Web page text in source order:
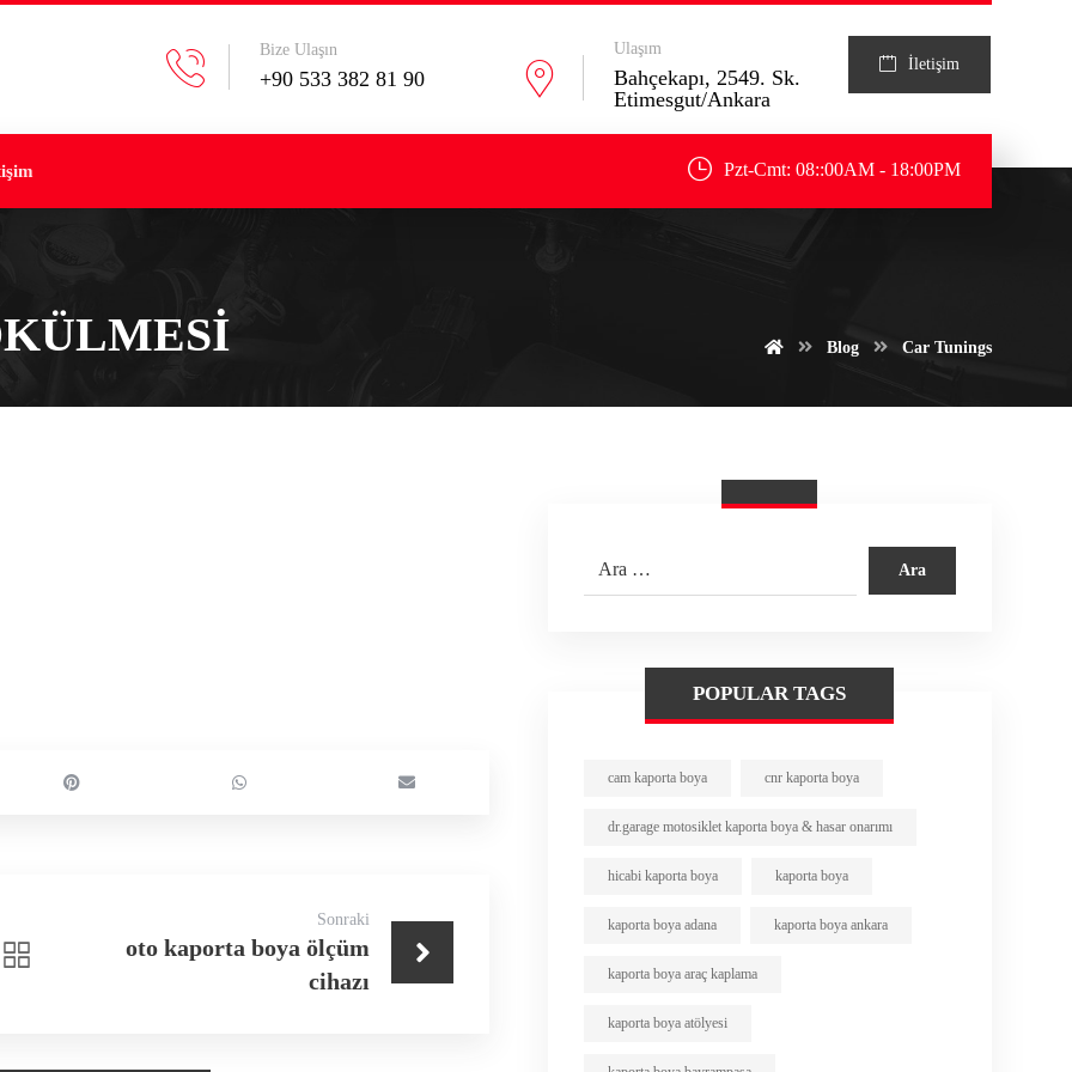
İletişim
Ulaşım
Bahçekapı, 2549. Sk.
Etimesgut/Ankara
Bize Ulaşın
+90 533 382 81 90
Pzt-Cmt: 08::00AM - 18:00PM
Blog Car Tunings
Sonraki
oto kaporta boya ölçüm
cihazı
POPULAR TAGS
cam kaporta boya cnr kaporta boya
dr.garage motosiklet kaporta boya & hasar onarımı
hicabi kaporta boya kaporta boya
kaporta boya adana kaporta boya ankara
kaporta boya araç kaplama
kaporta boya atölyesi